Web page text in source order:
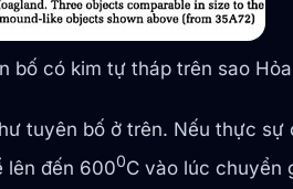
bố có kim tự tháp trên sao Hỏa
tuyên bố ở trên. Nếu thực
lên đến 6000C vào lúc chuyển